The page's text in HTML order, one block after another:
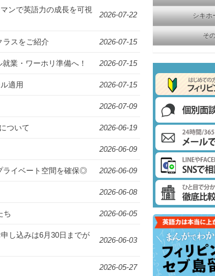
ンで英語力の成長を可視
2026-07-22
ラスをご紹介 2026-07-15
業・ワーホリ準備へ！ 2026-07-15
適用 2026-07-15
2026-07-09
ついて 2026-06-19
2026-06-09
ライベート空間を確保◎ 2026-06-09
2026-06-08
ち 2026-06-05
し込みは6月30日までが
2026-06-03
2026-05-27
シキホ
そ